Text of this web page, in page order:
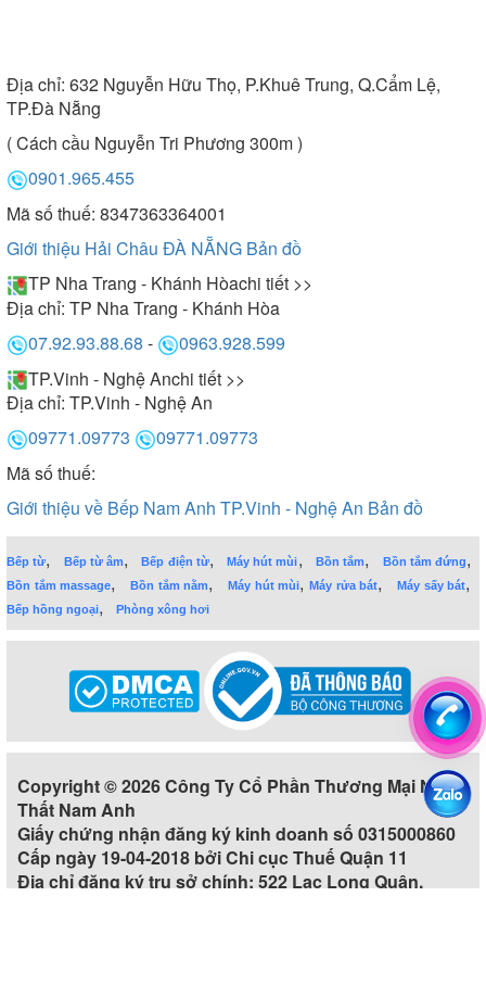
Địa chỉ: 632 Nguyễn Hữu Thọ, P.Khuê Trung, Q.Cẩm Lệ,
TP.Đà Nẵng
( Cách cầu Nguyễn Tri Phương 300m )
0901.965.455
Mã số thuế: 8347363364001
Giới thiệu Hải Châu ĐÀ NẴNG Bản đồ
TP Nha Trang - Khánh Hòachi tiết >>
Địa chỉ: TP Nha Trang - Khánh Hòa
07.92.93.88.68 -
0963.928.599
TP.Vinh - Nghệ Anchi tiết >>
Địa chỉ: TP.Vinh - Nghệ An
09771.09773
09771.09773
Mã số thuế:
Giới thiệu về Bếp Nam Anh TP.Vinh - Nghệ An Bản đồ
Bếp từ, Bếp từ âm,Bếp điện từ,Máy hút mùi, Bồn tắm, Bồn tắm đứng,
Bồn tắm massage,Bồn tắm nằm,Máy hút mùi,Máy rửa bát,Máy sấy bát,
Bếp hồng ngoại, Phòng xông hơi
Copyright © 2026 Công Ty Cổ Phần Thương Mại Nội
Thất Nam Anh
Giấy chứng nhận đăng ký kinh doanh số 0315000860
Cấp ngày 19-04-2018 bởi Chi cục Thuế Quận 11
Địa chỉ đăng ký trụ sở chính: 522 Lạc Long Quân,